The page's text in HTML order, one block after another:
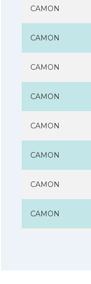
CAMON
CAMON
CAMON
CAMON
CAMON
CAMON
CAMON
CAMON